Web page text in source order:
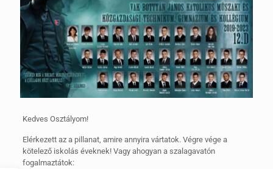
Kedves Osztályom!
Elérkezett az a pillanat, amire annyira vártatok. Végre vége a
kötelező iskolás éveknek! Vagy ahogyan a szalagavatón
fogalmaztátok: